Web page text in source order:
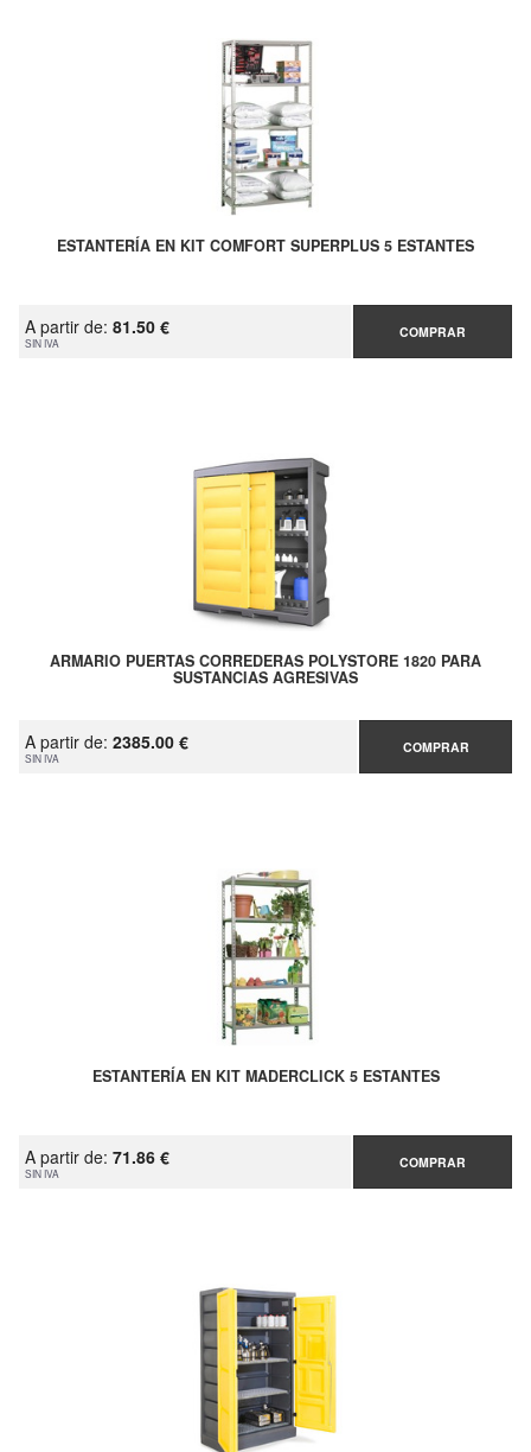
ESTANTERÍA EN KIT COMFORT SUPERPLUS 5 ESTANTES
A partir de: 81.50 €
SIN IVA
COMPRAR
ARMARIO PUERTAS CORREDERAS POLYSTORE 1820 PARA
SUSTANCIAS AGRESIVAS
A partir de: 2385.00 €
SIN IVA
COMPRAR
ESTANTERÍA EN KIT MADERCLICK 5 ESTANTES
A partir de: 71.86 €
SIN IVA
COMPRAR